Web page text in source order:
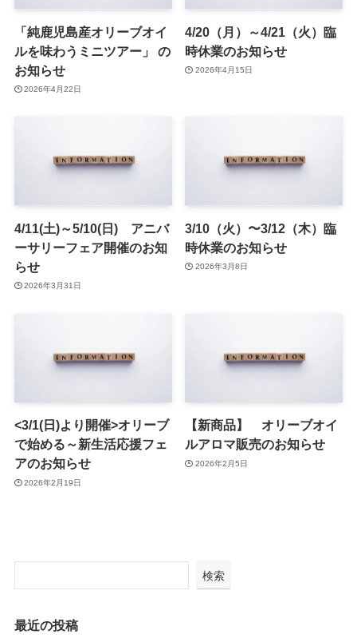
「純鹿児島産オリーブオイ
ルを味わうミニツアー」 の
お知らせ
2026年4月22日
4/20（月）～4/21（火）臨
時休業のお知らせ
2026年4月15日
4/11(土)～5/10(日) アニバ
ーサリーフェア開催のお知
らせ
2026年3月31日
3/10（火）〜3/12（木）臨
時休業のお知らせ
2026年3月8日
<3/1(日)より開催>オリーブ
で始める～新生活応援フェ
アのお知らせ
2026年2月19日
【新商品】 オリーブオイ
ルアロマ販売のお知らせ
2026年2月5日
検索
最近の投稿